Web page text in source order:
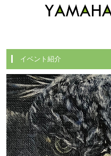
イベント紹介